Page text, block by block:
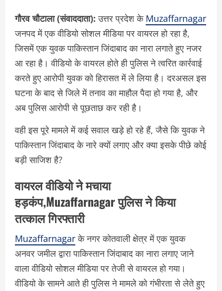
गौरव चौटाला (संवाददाता):उत्तर प्रदेश के Muzaffarnagar
जनपद में एक वीडियो सोशल मीडिया पर वायरल हो रहा है,
जिसमें एक युवक पाकिस्तान जिंदाबाद का नारा लगाते हुए नजर
आ रहा है। वीडियो के वायरल होते ही पुलिस ने त्वरित कार्रवाई
करते हुए आरोपी युवक को हिरासत में ले लिया है। दरअसल इस
घटना के बाद से जिले में तनाव का माहौल पैदा हो गया है, और
अब पुलिस आरोपी से पूछताछ कर रही है।
वही इस पूरे मामले में कई सवाल खड़े हो रहे हैं, जैसे कि युवक ने
पाकिस्तान जिंदाबाद के नारे क्यों लगाए और क्या इसके पीछे कोई
बड़ी साजिश है?
वायरल वीडियो ने मचाया
हड़कंप,Muzaffarnagar पुलिस ने किया
तत्काल गिरफ्तारी
Muzaffarnagarके नगर कोतवाली क्षेत्र में एक युवक
अनवर जमील द्वारा पाकिस्तान जिंदाबाद का नारा लगाए जाने
वाला वीडियो सोशल मीडिया पर तेजी से वायरल हो गया।
वीडियो के सामने आते ही पुलिस ने मामले को गंभीरता से लेते हुए